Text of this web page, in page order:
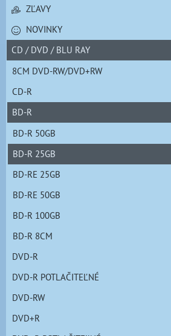
ZĽAVY
NOVINKY
CD / DVD / BLU RAY
8CM DVD-RW/DVD+RW
CD-R
BD-R
BD-R 50GB
BD-R 25GB
BD-RE 25GB
BD-RE 50GB
BD-R 100GB
BD-R 8CM
DVD-R
DVD-R POTLAČITEĽNÉ
DVD-RW
DVD+R